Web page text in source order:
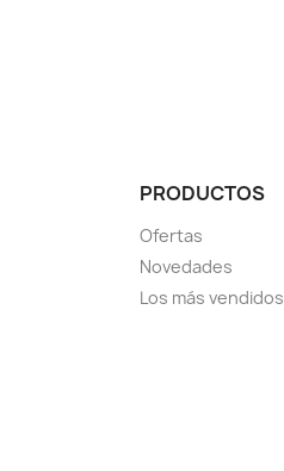
PRODUCTOS
Ofertas
Novedades
Los más vendidos